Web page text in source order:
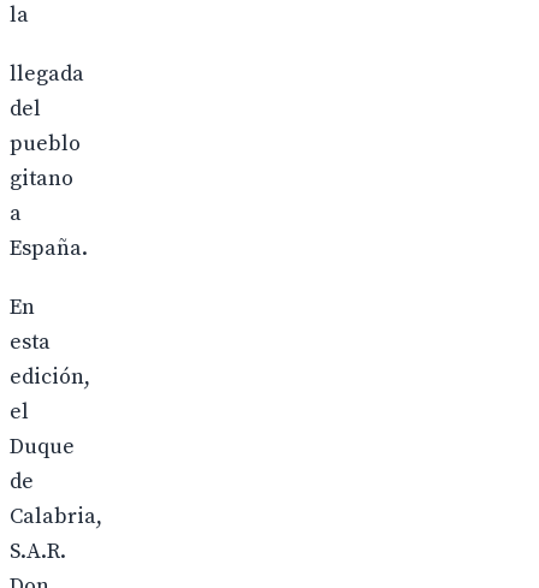
la
llegada
del
pueblo
gitano
a
España.
En
esta
edición,
el
Duque
de
Calabria,
S.A.R.